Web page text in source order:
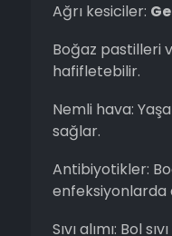
Ağrı kesiciler:
Boğaz pastilleri
hafifletebilir.
Nemli hava:
sağlar.
Antibiyotikler:
enfeksiyonlarda
Sıvı alımı: Bol